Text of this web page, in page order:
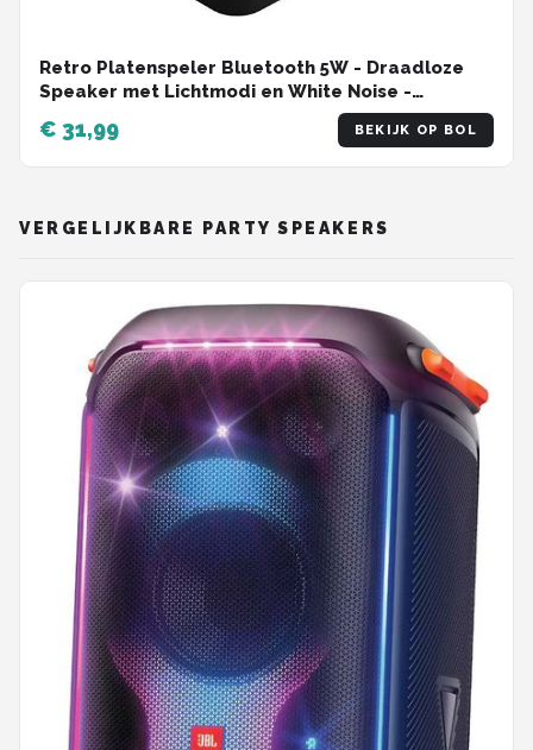
Retro Platenspeler Bluetooth 5W - Draadloze
Speaker met Lichtmodi en White Noise -
Partybox Met AUX En TF-Kaart - Platenspeler
Bluetooth - 14,2 x 15,3 x 6,7 cm - Zwart
€ 31,99 BEKIJK OP BOL
VERGELIJKBARE PARTY SPEAKERS